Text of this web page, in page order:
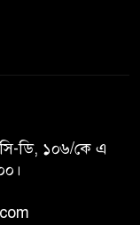
ডি, ১০৬/কে এ